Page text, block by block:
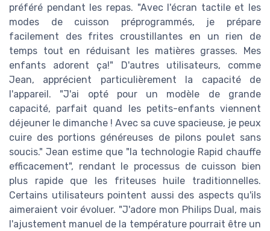
préféré pendant les repas. "Avec l'écran tactile et les
modes de cuisson préprogrammés, je prépare
facilement des frites croustillantes en un rien de
temps tout en réduisant les matières grasses. Mes
enfants adorent ça!" D'autres utilisateurs, comme
Jean, apprécient particulièrement la capacité de
l'appareil. "J'ai opté pour un modèle de grande
capacité, parfait quand les petits-enfants viennent
déjeuner le dimanche ! Avec sa cuve spacieuse, je peux
cuire des portions généreuses de pilons poulet sans
soucis." Jean estime que "la technologie Rapid chauffe
efficacement", rendant le processus de cuisson bien
plus rapide que les friteuses huile traditionnelles.
Certains utilisateurs pointent aussi des aspects qu'ils
aimeraient voir évoluer. "J'adore mon Philips Dual, mais
l'ajustement manuel de la température pourrait être un